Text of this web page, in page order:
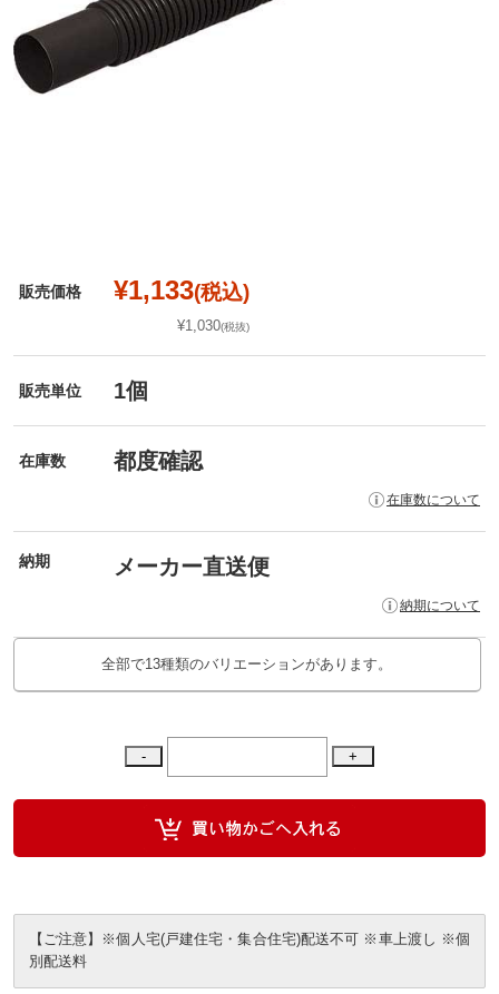
販売価格 ¥1,133(税込)
¥1,030(税抜)
販売単位 1個
在庫数 都度確認
在庫数について
納期 メーカー直送便
納期について
全部で13種類のバリエーションがあります。
【ご注意】※個人宅(戸建住宅・集合住宅)配送不可 ※車上渡し ※個
別配送料